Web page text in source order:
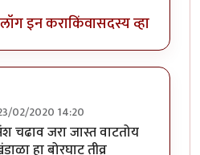
लॉग इन कराकिंवासदस्य व्हा
02/2020 14:20
byचौकटराजा
चढाव जरा जास्त वाटतोय
हा बोरघाट तीव्र